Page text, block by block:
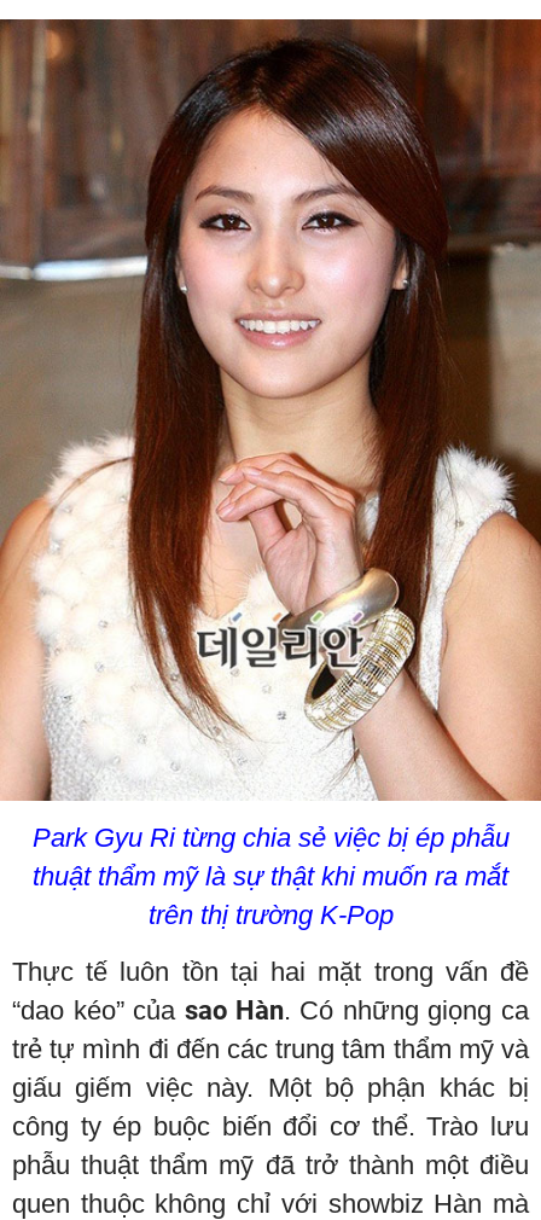
Park Gyu Ri từng chia sẻ việc bị ép phẫu
thuật thẩm mỹ là sự thật khi muốn ra mắt
trên thị trường K-Pop
Thực tế luôn tồn tại hai mặt trong vấn đề
“dao kéo” của sao Hàn. Có những giọng ca
trẻ tự mình đi đến các trung tâm thẩm mỹ và
giấu giếm việc này. Một bộ phận khác bị
công ty ép buộc biến đổi cơ thể. Trào lưu
phẫu thuật thẩm mỹ đã trở thành một điều
quen thuộc không chỉ với showbiz Hàn mà